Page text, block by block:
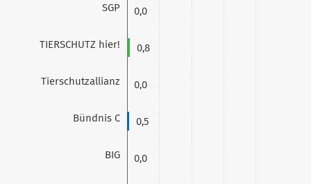
SGP
TIERSCHUTZ hier!
Tierschutzallianz
Bündnis C
BIG
0,0
0,8
0,0
0,5
0,0